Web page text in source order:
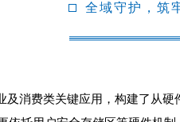
全域守护，筑
及消费类关键应用，构建了从